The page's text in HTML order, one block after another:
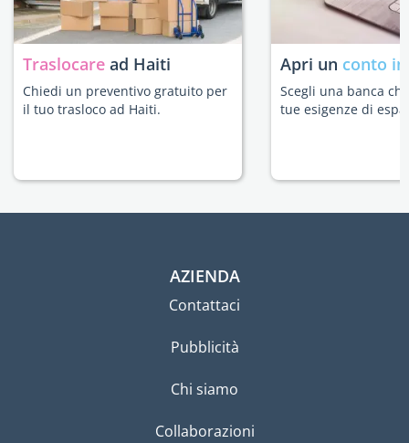
Traslocare ad Haiti
Chiedi un preventivo gratuito per
il tuo trasloco ad Haiti.
Apri un conto
Scegli una banca
tue esigenze di
AZIENDA
Contattaci
Pubblicità
Chi siamo
Collaborazioni